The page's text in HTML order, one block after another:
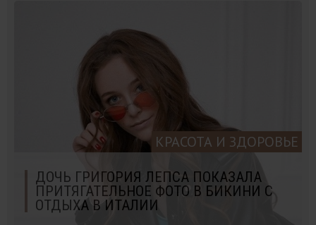
КРАСОТА И ЗДОРОВЬЕ
ДОЧЬ ГРИГОРИЯ ЛЕПСА ПОКАЗАЛА
ПРИТЯГАТЕЛЬНОЕ ФОТО В БИКИНИ С
ОТДЫХА В ИТАЛИИ